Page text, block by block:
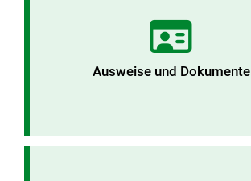
Ausweise und Dokumente